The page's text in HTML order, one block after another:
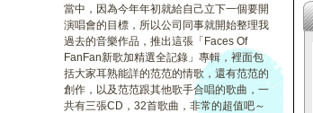
當中，因為今年年初就給自己立下一個要開
演唱會的目標，所以公司同事就開始整理我
過去的音樂作品，推出這張「Faces Of
FanFan新歌加精選全記錄」專輯，裡面包
括大家耳熟能詳的范范的情歌，還有范范的
創作，以及范范跟其他歌手合唱的歌曲，一
共有三張CD，32首歌曲，非常的超值吧～